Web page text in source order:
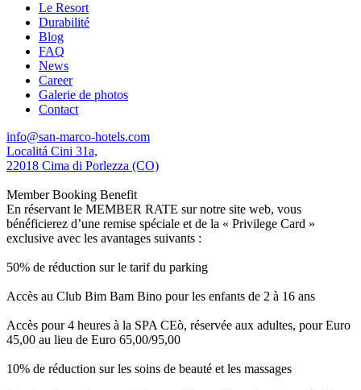
Le Resort
Durabilité
Blog
FAQ
News
Career
Galerie de photos
Contact
info@san-marco-hotels.com
Localitá Cini 31a,
22018 Cima di Porlezza (CO)
Member Booking Benefit
En réservant le MEMBER RATE sur notre site web, vous
bénéficierez d’une remise spéciale et de la « Privilege Card »
exclusive avec les avantages suivants :
50% de réduction sur le tarif du parking
Accès au Club Bim Bam Bino pour les enfants de 2 à 16 ans
Accès pour 4 heures à la SPA CEò, réservée aux adultes, pour Euro
45,00 au lieu de Euro 65,00/95,00
10% de réduction sur les soins de beauté et les massages